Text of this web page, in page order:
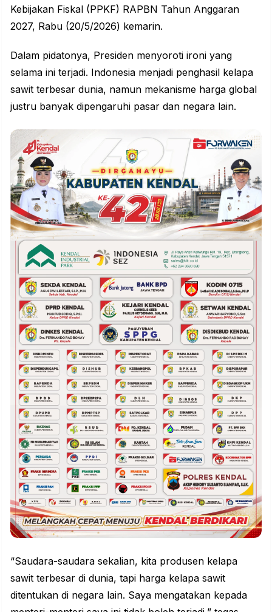
Kebijakan Fiskal (PPKF) RAPBN Tahun Anggaran
2027, Rabu (20/5/2026) kemarin.
Dalam pidatonya, Presiden menyoroti ironi yang
selama ini terjadi. Indonesia menjadi penghasil kelapa
sawit terbesar dunia, namun mekanisme harga global
justru banyak dipengaruhi pasar dan negara lain.
“Saudara-saudara sekalian, kita produsen kelapa
sawit terbesar di dunia, tapi harga kelapa sawit
ditentukan di negara lain. Saya mengatakan kepada